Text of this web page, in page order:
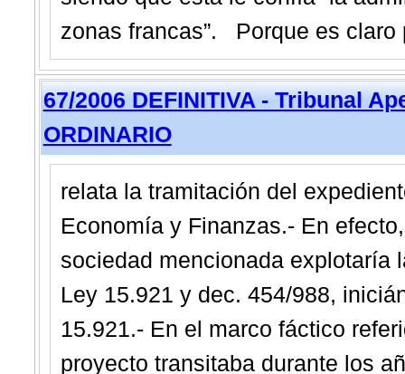
zonas francas”. Porque es claro
67/2006 DEFINITIVA - Tribunal
ORDINARIO
relata la tramitación del
Economía y Finanzas.- En
sociedad mencionada explotaría
Ley 15.921 y dec. 454/988,
15.921.- En el marco fáctico
proyecto transitaba durante los